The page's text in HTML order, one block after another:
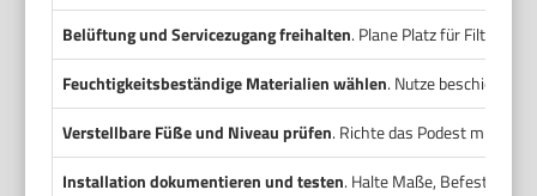
Belüftung und Servicezugang freihalten. Plane Platz für Filter,
Feuchtigkeitsbeständige Materialien wählen. Nutze
Verstellbare Füße und Niveau prüfen. Richte das Podest mit
Installation dokumentieren und testen. Halte Maße,